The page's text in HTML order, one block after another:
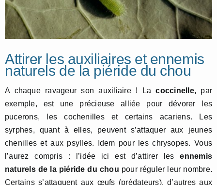
Attirer les auxiliaires et ennemis
naturels de la piéride du chou
A chaque ravageur son auxiliaire ! Lacoccinelle, par
exemple, est une précieuse alliée pour dévorer les
pucerons, les cochenilles et certains acariens. Les
syrphes, quant à elles, peuvent s’attaquer aux jeunes
chenilles et aux psylles. Idem pour les chrysopes. Vous
l’aurez compris : l’idée ici est d’attirer lesennemis
naturels de la piéride du chou pour réguler leur nombre.
Certains s’attaquent aux œufs (prédateurs), d’autres aux